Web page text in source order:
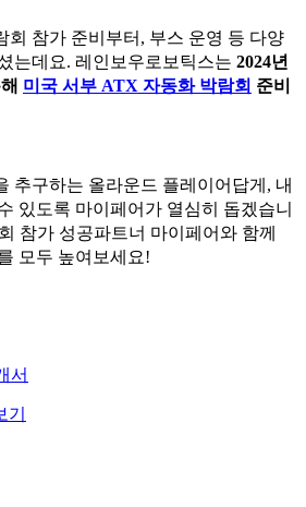
회 참가 준비부터, 부스 운영 등 다양
는데요. 레인보우로보틱스는 2024년
미국 서부 ATX 자동화 박람회 준비
추구하는 올라운드 플레이어답게, 내
있도록 마이페어가 열심히 돕겠습니
참가 성공파트너 마이페어와 함께
모두 높여보세요!
서